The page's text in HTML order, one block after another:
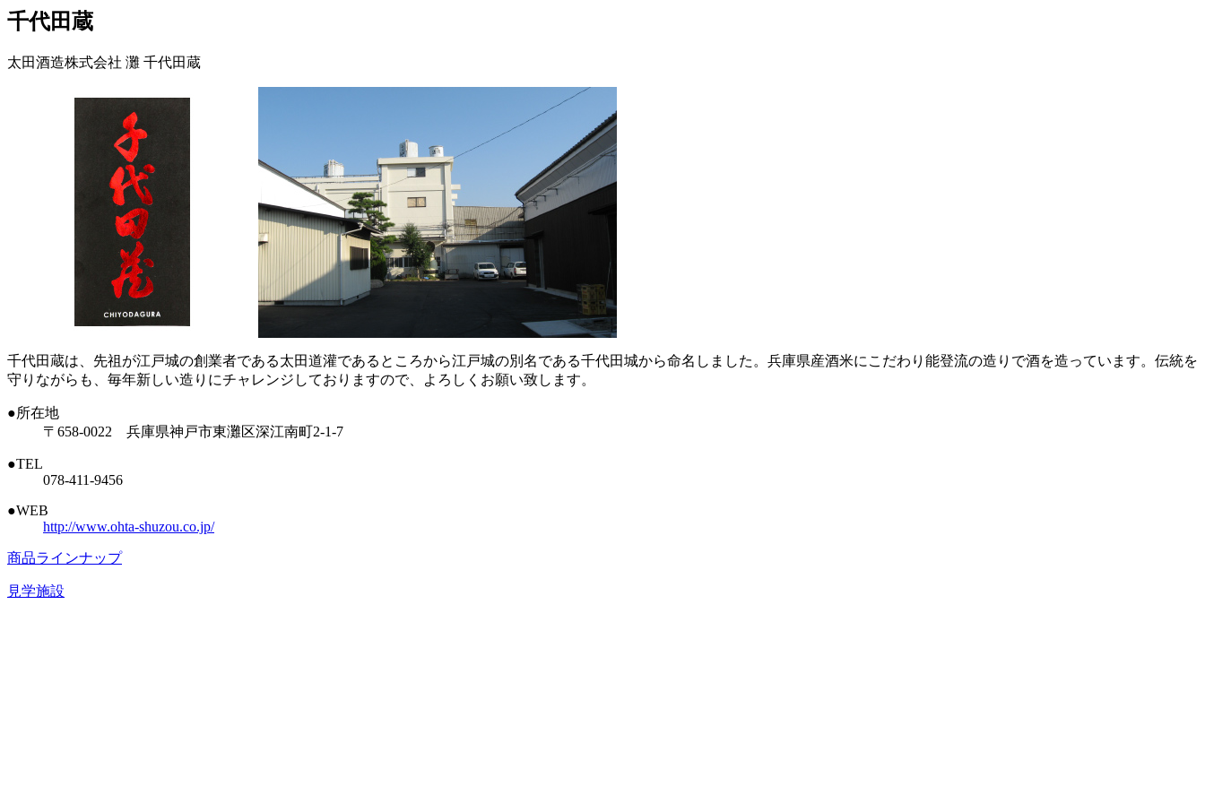
千代田蔵
太田酒造株式会社 灘 千代田蔵
千代田蔵は、先祖が江戸城の創業者である太田道灌であるところから江戸城の別名である千代田城から命名しました。兵庫県産酒米にこだわり能登流の造りで酒を造っています。伝統を
守りながらも、毎年新しい造りにチャレンジしておりますので、よろしくお願い致します。
●所在地
〒658-0022 兵庫県神戸市東灘区深江南町2-1-7
●TEL
078-411-9456
●WEB
http://www.ohta-shuzou.co.jp/
商品ラインナップ
見学施設